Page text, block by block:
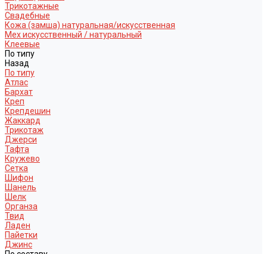
Трикотажные
Свадебные
Кожа (замша) натуральная/искусственная
Мех искусственный / натуральный
Клеевые
По типу
Назад
По типу
Атлас
Бархат
Креп
Крепдешин
Жаккард
Трикотаж
Джерси
Тафта
Кружево
Сетка
Шифон
Шанель
Шелк
Органза
Твид
Ладен
Пайетки
Джинс